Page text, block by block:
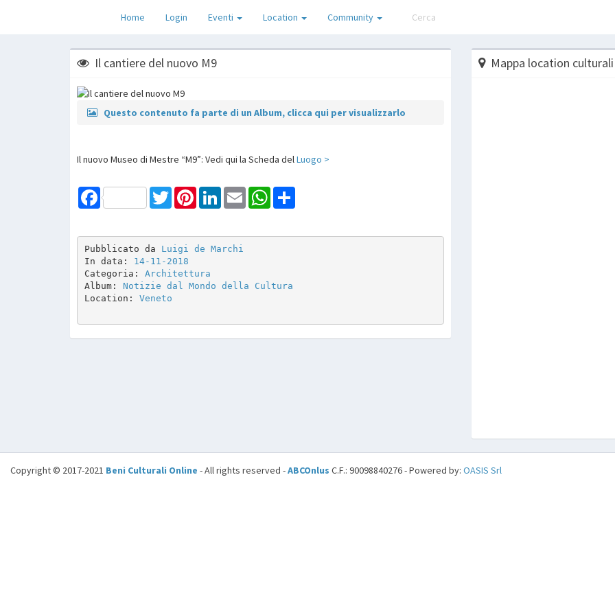
Home Login Eventi Location Community
Il cantiere del nuovo M9
Questo contenuto fa parte di un Album, clicca qui per visualizzarlo
Il nuovo Museo di Mestre “M9”: Vedi qui la Scheda del Luogo >
Facebook TwitterPinterestLinkedInEmail WhatsApp
Pubblicato da Luigi de Marchi
In data: 14-11-2018
Categoria: Architettura
Album: Notizie dal Mondo della Cultura
Location: Veneto
Mappa location culturali
Copyright © 2017-2021 Beni Culturali Online - All rights reserved -ABCOnlus C.F.: 90098840276 - Powered by: OASIS Srl